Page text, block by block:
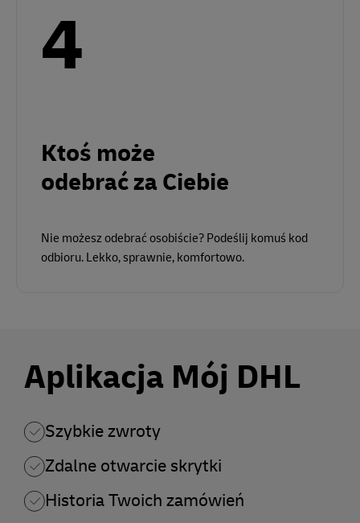
4
Ktoś może
odebrać za Ciebie
Nie możesz odebrać osobiście? Podeślij komuś kod
odbioru. Lekko, sprawnie, komfortowo.
Aplikacja Mój DHL
Szybkie zwroty
Zdalne otwarcie skrytki
Historia Twoich zamówień